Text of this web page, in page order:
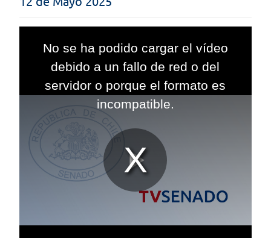
window.
No se ha podido cargar el vídeo
debido a un fallo de red o del
servidor o porque el formato es
incompatible.